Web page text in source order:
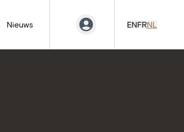
Nieuws ENFRNL